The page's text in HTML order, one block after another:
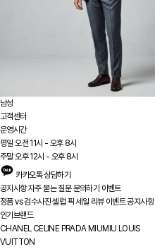
남성
고객센터
운영시간
평일 오전 11시 - 오후 8시
주말 오후 12시 - 오후 8시
카카오톡 상담하기
공지사항자주 묻는 질문문의하기 이벤트
정품 vs검수사진셀럽 픽 세일 리뷰 이벤트공지사항
인기브랜드
CHANEL CELINE PRADA MIUMIU LOUIS
VUITTON